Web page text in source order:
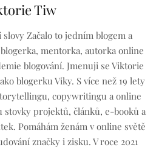
Tiw
Začalo to jedním blogem a
mentorka, autorka online
blogování. Jmenuji se Viktorie
blogerku Viky. S více než 19 lety
copywritingu a online
stovky projektů, článků, e-booků a
Pomáhám ženám v online světě
značky i zisku. V roce 2021